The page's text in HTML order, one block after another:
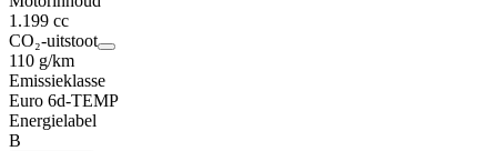
1.199 cc
CO₂-uitstoot
110 g/km
Emissieklasse
Euro 6d-TEMP
Energielabel
B